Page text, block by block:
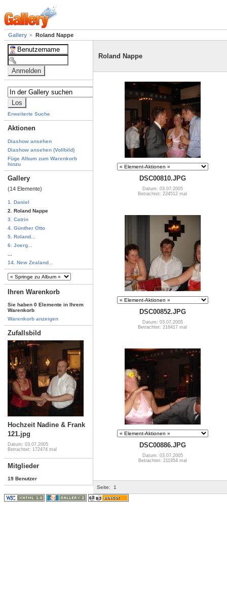
Gallery Roland Nappe
Erweiterte Suche
Aktionen
Diashow ansehen
Diashow ansehen (Vollbild)
Füge Album zum Warenkorb
hinzu
Gallery
(14 Elemente)
1. Daniel
2. Roland Nappe
3. Catrin
4. Günther Otto
5. Roland...
6. Joerg...
14. New Zealand...
Ihren Warenkorb
Sie haben 0 Elemente in Ihrem
Warenkorb
Warenkorb anzeigen
Zufallsbild
Hochzeit Nadine & Frank
121.jpg
Datum: 03.07.2005
Betrachtet: 172474 mal
Mitglieder
19 Benutzer
Roland Nappe
DSC00810.JPG
Datum: 03.07.2005
Betrachtet: 224512 mal
DSC00852.JPG
Datum: 03.07.2005
Betrachtet: 216417 mal
DSC00886.JPG
Datum: 03.07.2005
Betrachtet: 211954 mal
Seite: 1